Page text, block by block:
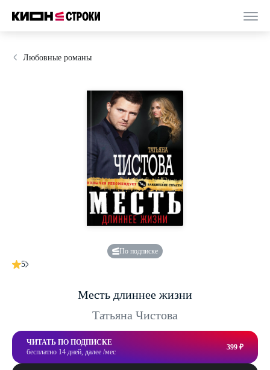
Любовные романы
По подписке
5
Месть длиннее жизни
Татьяна Чистова
ЧИТАТЬ ПО ПОДПИСКЕ
бесплатно 14 дней, далее /мес
399 ₽